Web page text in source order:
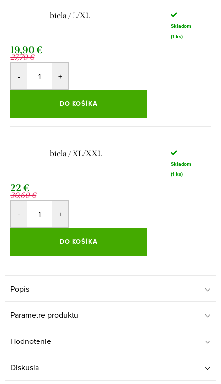
biela / L/XL
Skladom
(1 ks)
27,70 €
19,90 €
DO KOŠÍKA
biela / XL/XXL
Skladom
(1 ks)
30,60 €
22 €
DO KOŠÍKA
Popis
Parametre produktu
Hodnotenie
Diskusia